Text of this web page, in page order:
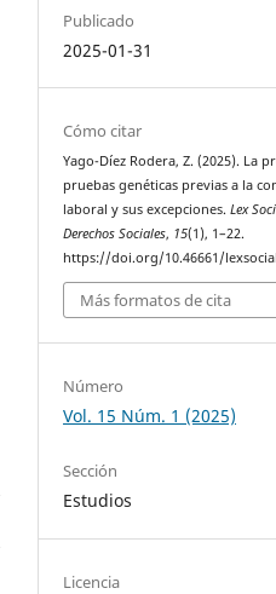
Publicado
2025-01-31
Cómo citar
Yago-Díez Rodera, Z. (2025). La
pruebas genéticas previas a la
laboral y sus excepciones.Lex
Derechos Sociales, 15(1), 1–22.
https://doi.org/10.46661/
Más formatos de cita
Número
Vol. 15 Núm. 1 (2025)
Sección
Estudios
Licencia